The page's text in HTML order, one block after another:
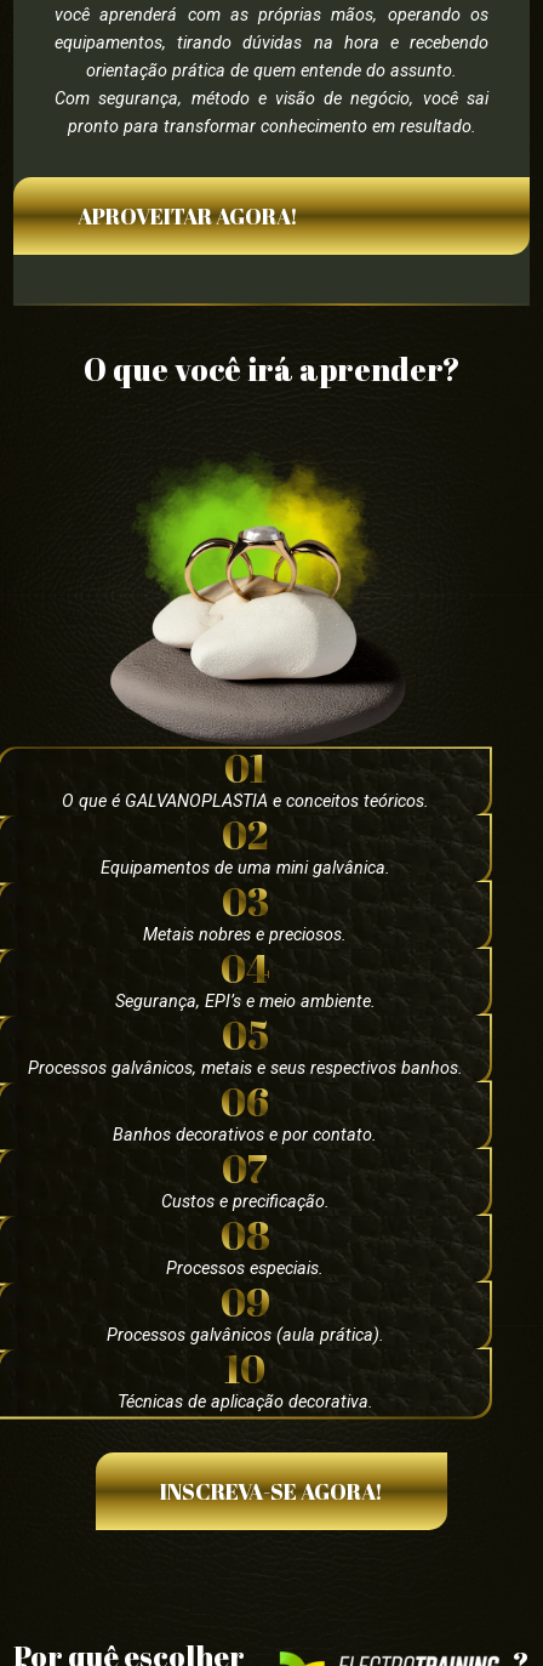
você aprenderá com as próprias mãos, operando os
equipamentos, tirando dúvidas na hora e recebendo
orientação prática de quem entende do assunto.
Com segurança, método e visão de negócio, você sai
pronto para transformar conhecimento em resultado.
APROVEITAR AGORA!
O que você irá aprender?
01
O que é GALVANOPLASTIA e conceitos teóricos.
Equipamentos de uma mini galvânica.
02
03
Metais nobres e preciosos.
Segurança, EPI’s e meio ambiente.
04
05
Processos galvânicos, metais e seus respectivos banhos.
Banhos decorativos e por contato.
06
07
Custos e precificação.
Processos especiais.
08
09
Processos galvânicos (aula prática).
Técnicas de aplicação decorativa.
10
INSCREVA-SE AGORA!
Por quê escolher